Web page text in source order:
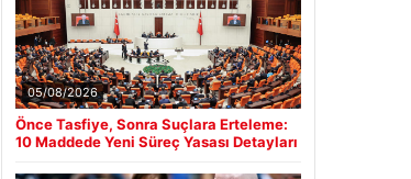
05/08/2026
Önce Tasfiye, Sonra Suçlara Erteleme:
10 Maddede Yeni Süreç Yasası Detayları